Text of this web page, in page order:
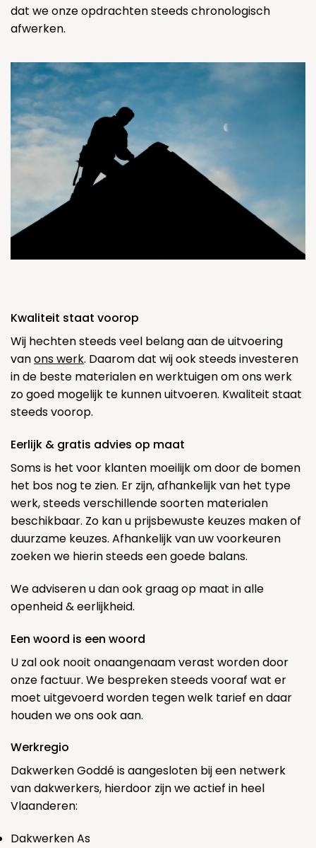
dat we onze opdrachten steeds chronologisch
afwerken.
Kwaliteit staat voorop
Wij hechten steeds veel belang aan de uitvoering
vanons werk. Daarom dat wij ook steeds investeren
in de beste materialen en werktuigen om ons werk
zo goed mogelijk te kunnen uitvoeren. Kwaliteit staat
steeds voorop.
Eerlijk & gratis advies op maat
Soms is het voor klanten moeilijk om door de bomen
het bos nog te zien. Er zijn, afhankelijk van het type
werk, steeds verschillende soorten materialen
beschikbaar. Zo kan u prijsbewuste keuzes maken of
duurzame keuzes. Afhankelijk van uw voorkeuren
zoeken we hierin steeds een goede balans.
We adviseren u dan ook graag op maat in alle
openheid & eerlijkheid.
Een woord is een woord
U zal ook nooit onaangenaam verast worden door
onze factuur. We bespreken steeds vooraf wat er
moet uitgevoerd worden tegen welk tarief en daar
houden we ons ook aan.
Werkregio
Dakwerken Goddé is aangesloten bij een netwerk
van dakwerkers, hierdoor zijn we actief in heel
Vlaanderen:
Dakwerken As